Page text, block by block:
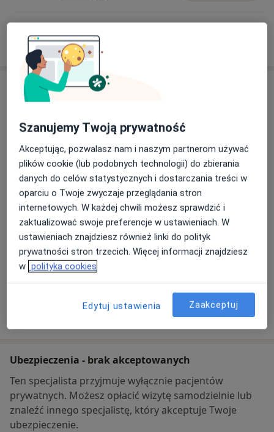
W jaki sposób ustalane są ceny?
Adresy (2)
CM KWIATOWA
Kwiatowa 1K,85-047Bydgoszcz
Powiększ mapęotwiera się w nowej karcie
Dostępność
Pokaż kalendarz
Pokaż więcejo adresie
Ubezpieczenia - brak akceptowanych
Ten specjalista przyjmuje wyłącznie pacjentów
prywatnych. Możesz opłacić wizytę samodzielnie lub
znaleźć innego specjalistę, który akceptuje Twoje
ubezpieczenie.
Szanujemy Twoją prywatność
Akceptując, pozwalasz nam i naszym partnerom używać
plików cookie (lub podobnych technologii) do zbierania
danych do celów statystycznych i dostarczania treści w
oparciu o Twoje zwyczaje przeglądania stron
internetowych. W każdej chwili możesz sprawdzić i
zaktualizować swoje preferencje w ustawieniach. W
ustawieniach znajdziesz również linki do polityk
prywatności stron trzecich. Więcej informacji znajdziesz
w polityka cookies
Edytuj ustawienia Zaakceptuj